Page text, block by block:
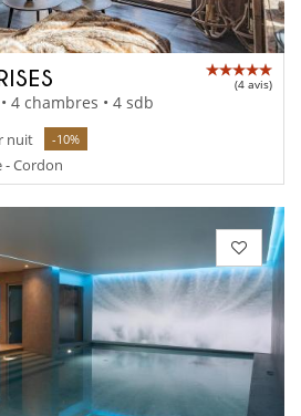
(4 avis)
4 chambres • 4 sdb
nuit -10%
- Cordon